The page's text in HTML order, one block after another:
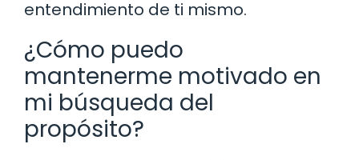
entendimiento de ti mismo.
¿Cómo puedo
mantenerme motivado en
mi búsqueda del
propósito?